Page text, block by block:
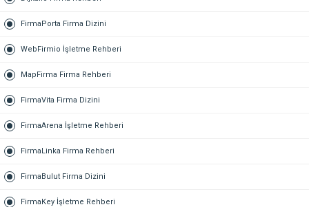
FirmaPorta Firma Dizini
WebFirmio İşletme Rehberi
MapFirma Firma Rehberi
FirmaVita Firma Dizini
FirmaArena İşletme Rehberi
FirmaLinka Firma Rehberi
FirmaBulut Firma Dizini
FirmaKey İşletme Rehberi